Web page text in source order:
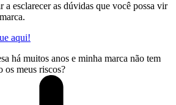
a esclarecer as dúvidas que você possa vir
aqui!
há muitos anos e minha marca não tem
os meus riscos?